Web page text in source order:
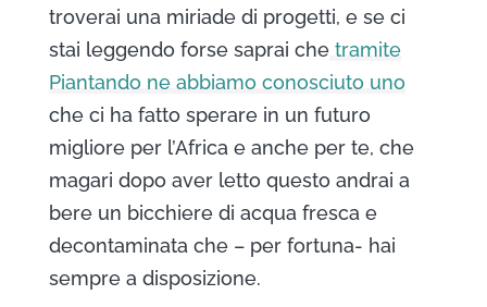
troverai una miriade di progetti, e se ci
stai leggendo forse saprai chetramite
Piantando ne abbiamo conosciuto uno
che ci ha fatto sperare in un futuro
migliore per l’Africa e anche per te, che
magari dopo aver letto questo andrai a
bere un bicchiere di acqua fresca e
decontaminata che – per fortuna- hai
sempre a disposizione.